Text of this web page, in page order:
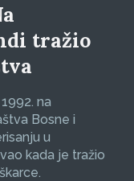
tražio
na
Bosne i
u
kada je tražio